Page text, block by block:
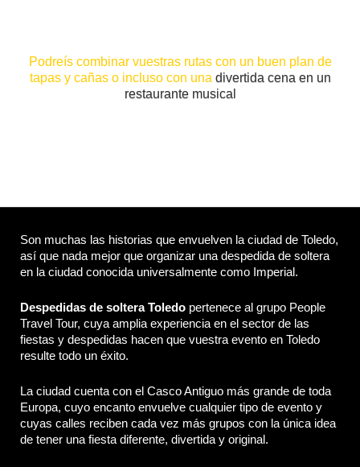
Podreís combinar vuestras rutas con un buen plan de
tapas y cañas o incluso con una divertida cena en un
restaurante musical
Son muchas las historias que envuelven la ciudad de Toledo,
así que nada mejor que organizar una despedida de soltera
en la ciudad conocida universalmente como Imperial.
Despedidas de soltera Toledo pertenece al grupo People
Travel Tour, cuya amplia experiencia en el sector de las
fiestas y despedidas hacen que vuestra evento en Toledo
resulte todo un éxito.
La ciudad cuenta con el Casco Antiguo más grande de toda
Europa, cuyo encanto envuelve cualquier tipo de evento y
cuyas calles reciben cada vez más grupos con la única idea
de tener una fiesta diferente, divertida y original.